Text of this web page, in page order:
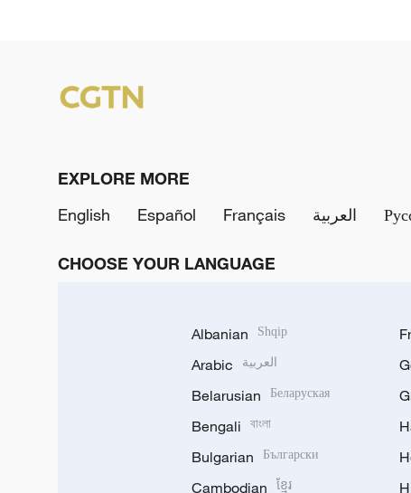
EXPLORE MORE
English
Español Français العربية
CHOOSE YOUR LANGUAGE
Albanian Shqip
Arabic العربية
Belarusian Беларуская
Bengali বাংলা
Bulgarian Български
Cambodian ខ្មែរ